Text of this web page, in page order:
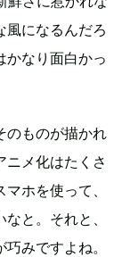
風になるんだろ
かなり面白かっ
のものが描かれ
ニメ化はたくさ
ホを使って、
と。それと、
みですよね。